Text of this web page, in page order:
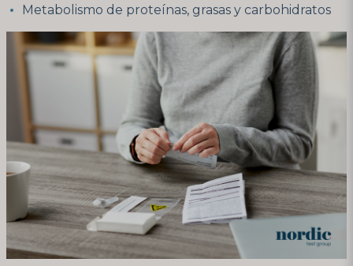
Metabolismo de proteínas, grasas y carbohidratos